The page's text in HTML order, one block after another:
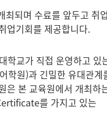
최되며 수료를 앞두고 취
업기회를 제공합니다.
학교가 직접 운영하고 있
학원)과 긴밀한 유대관계
은 본 교육원에서 개최하
를 가지고 있는